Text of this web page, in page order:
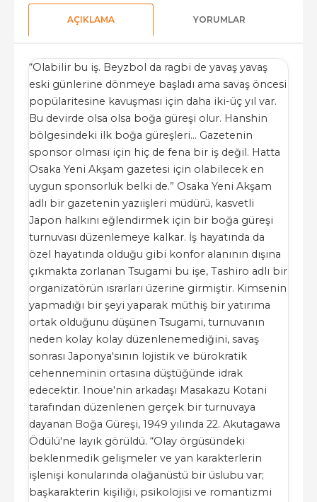
AÇIKLAMA YORUMLAR
“Olabilir bu iş. Beyzbol da ragbi de yavaş yavaş
eski günlerine dönmeye başladı ama savaş öncesi
popülaritesine kavuşması için daha iki-üç yıl var.
Bu devirde olsa olsa boğa güreşi olur. Hanshin
bölgesindeki ilk boğa güreşleri… Gazetenin
sponsor olması için hiç de fena bir iş değil. Hatta
Osaka Yeni Akşam gazetesi için olabilecek en
uygun sponsorluk belki de.” Osaka Yeni Akşam
adlı bir gazetenin yazıişleri müdürü, kasvetli
Japon halkını eğlendirmek için bir boğa güreşi
turnuvası düzenlemeye kalkar. İş hayatında da
özel hayatında olduğu gibi konfor alanının dışına
çıkmakta zorlanan Tsugami bu işe, Tashiro adlı bir
organizatörün ısrarları üzerine girmiştir. Kimsenin
yapmadığı bir şeyi yaparak müthiş bir yatırıma
ortak olduğunu düşünen Tsugami, turnuvanın
neden kolay kolay düzenlenemediğini, savaş
sonrası Japonya'sının lojistik ve bürokratik
cehenneminin ortasına düştüğünde idrak
edecektir. Inoue'nin arkadaşı Masakazu Kotani
tarafından düzenlenen gerçek bir turnuvaya
dayanan Boğa Güreşi, 1949 yılında 22. Akutagawa
Ödülü'ne layık görüldü. “Olay örgüsündeki
beklenmedik gelişmeler ve yan karakterlerin
işlenişi konularında olağanüstü bir üslubu var;
başkarakterin kişiliği, psikolojisi ve romantizmi